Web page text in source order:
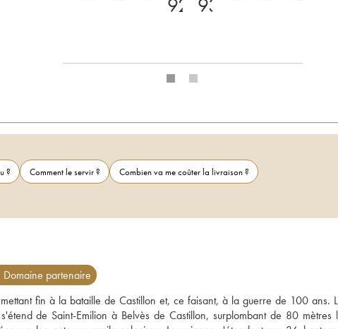
92)
93)
? Comment le servir ?
Combien va me coûter la livraison ?
partenaire
fin à la bataille de Castillon et, ce faisant, à la guerre de 100 ans.
de Saint-Emilion à Belvès de Castillon, surplombant de 80 mètres